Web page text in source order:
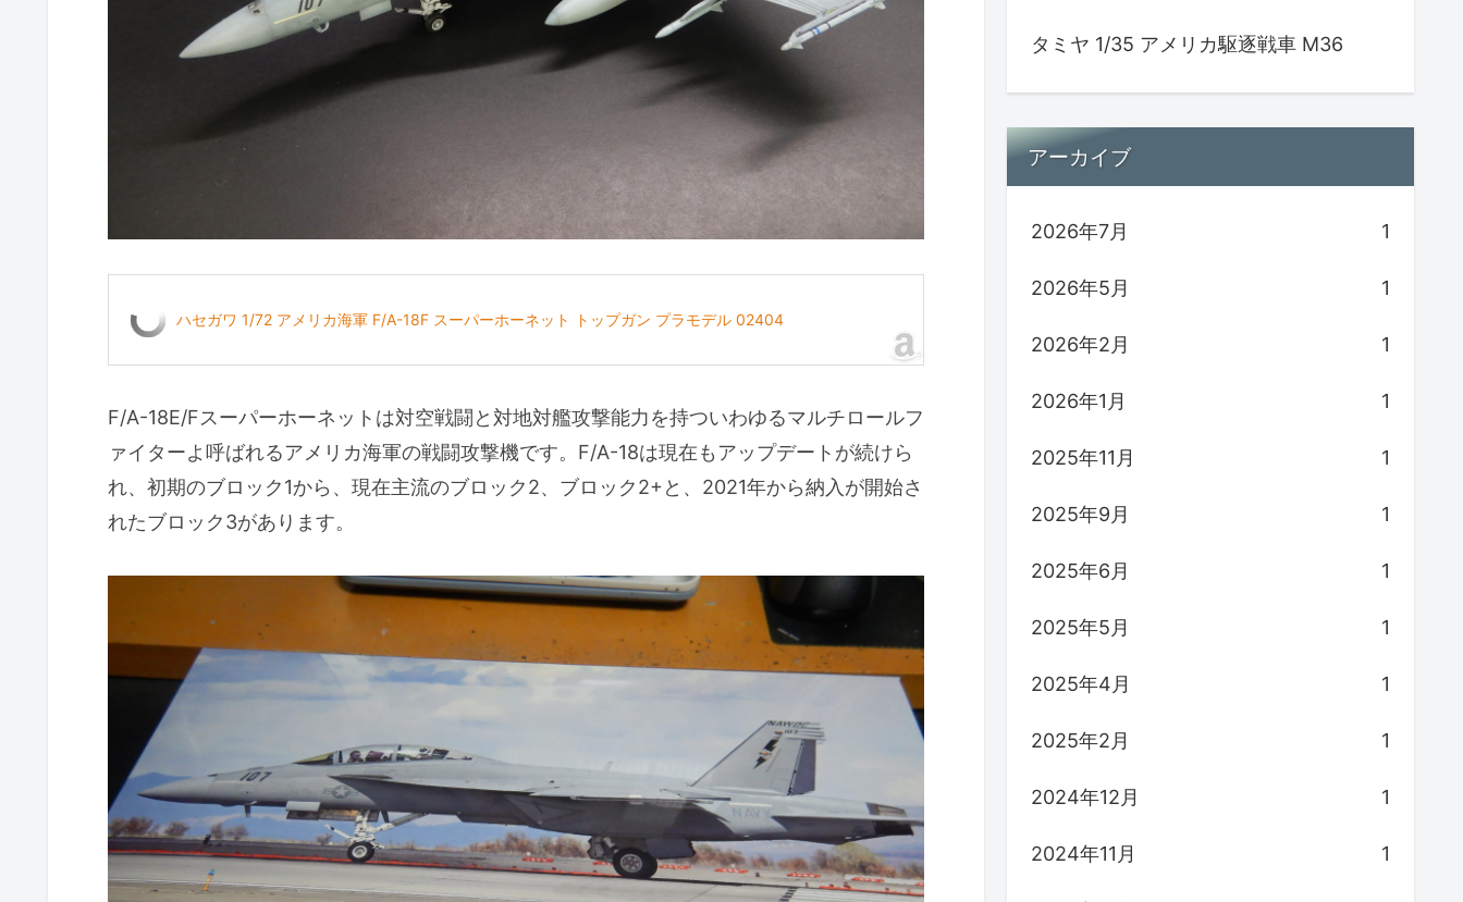
ハセガワ 1/72 アメリカ海軍 F/A-18F スーパーホーネット トップガン プラモデル 02404
F/A-18E/Fスーパーホーネットは対空戦闘と対地対艦攻撃能力を持ついわゆるマルチロールフ
ァイターよ呼ばれるアメリカ海軍の戦闘攻撃機です。F/A-18は現在もアップデートが続けら
れ、初期のブロック1から、現在主流のブロック2、ブロック2+と、2021年から納入が開始さ
れたブロック3があります。
タミヤ 1/35 アメリカ駆逐戦車 M36
アーカイブ
2026年7月 1
2026年5月 1
2026年2月 1
2026年1月 1
2025年11月 1
2025年9月 1
2025年6月 1
2025年5月 1
2025年4月 1
2025年2月 1
2024年12月 1
2024年11月 1